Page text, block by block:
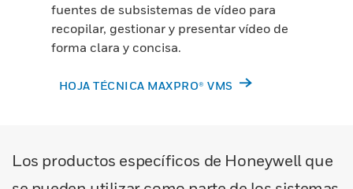
fuentes de subsistemas de vídeo para
recopilar, gestionar y presentar vídeo de
forma clara y concisa.
HOJA TÉCNICA MAXPRO® VMS
Los productos específicos de Honeywell que